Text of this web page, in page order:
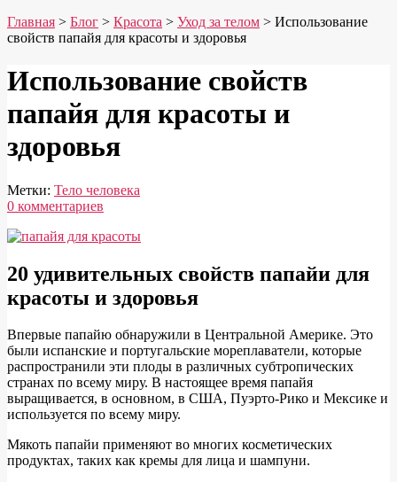
Главная > Блог > Красота > Уход за телом > Использование
свойств папайя для красоты и здоровья
Использование свойств
папайя для красоты и
здоровья
Метки: Тело человека
0 комментариев
свойств
папайя
для
красоты
и
здоровья
20 удивительных свойств папайи для
красоты и здоровья
Впервые папайю обнаружили в Центральной Америке. Это
были испанские и португальские мореплаватели, которые
распространили эти плоды в различных субтропических
странах по всему миру. В настоящее время папайя
выращивается, в основном, в США, Пуэрто-Рико и Мексике и
используется по всему миру.
Мякоть папайи применяют во многих косметических
продуктах, таких как кремы для лица и шампуни.